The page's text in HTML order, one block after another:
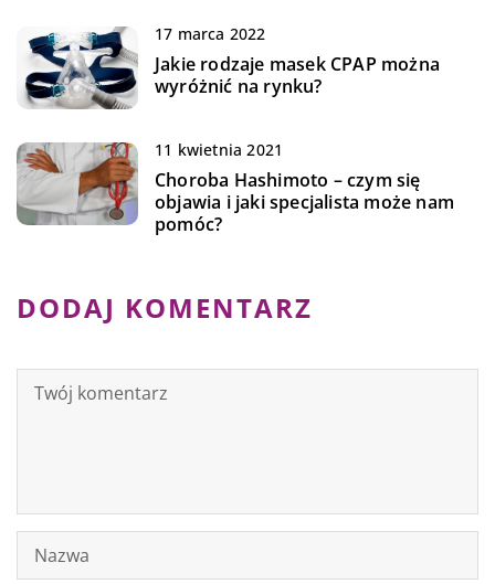
17 marca 2022
Jakie rodzaje masek CPAP można
wyróżnić na rynku?
11 kwietnia 2021
Choroba Hashimoto – czym się
objawia i jaki specjalista może nam
pomóc?
DODAJ KOMENTARZ